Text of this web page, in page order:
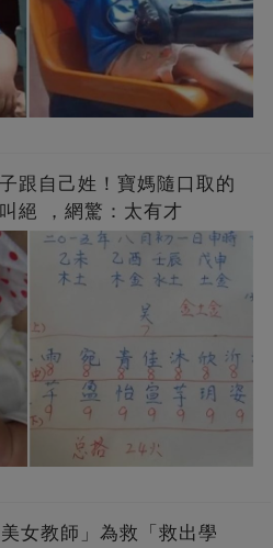
跟自己姓！寶媽隨口取的
絕 ，網驚：太有才
女教師」為救「救出學